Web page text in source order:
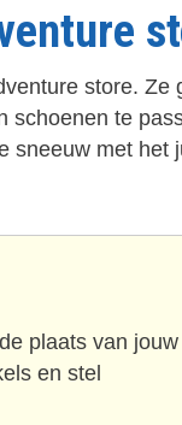
store.
te
sneeuw met het
plaats van jouw
en stel